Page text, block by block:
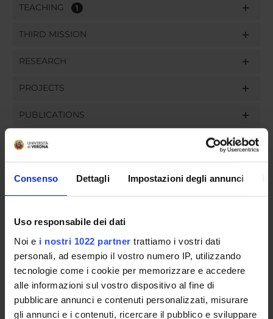
Consenso Dettagli Impostazioni degli annunci
Uso responsabile dei dati
Noi e i nostri 1022 partner trattiamo i vostri dati
personali, ad esempio il vostro numero IP, utilizzando
tecnologie come i cookie per memorizzare e accedere
alle informazioni sul vostro dispositivo al fine di
pubblicare annunci e contenuti personalizzati, misurare
gli annunci e i contenuti, ricercare il pubblico e sviluppare
TEACHING 1
THIRD MISSION
RESEARCH
PROJECTS
PUBLICATIONS
ASSIGNMENTS
COMMITTEES
DEPARTMENT ADMINISTRATION OFFICES
STUDENT ADMINISTRATION OFFICES